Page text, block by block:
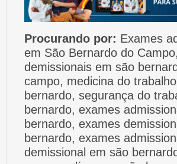
Procurando por: Exames
em São Bernardo do
demissionais em são
campo, medicina do
bernardo, segurança do
bernardo, exames
bernardo, exames
bernardo, exames
demissional em são